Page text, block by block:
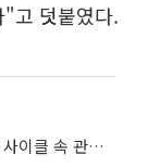
"고 덧붙였다.
신한투자증권 "와이씨, 삼성전자 설비투자 사이클 속 관심도 높아질 것"